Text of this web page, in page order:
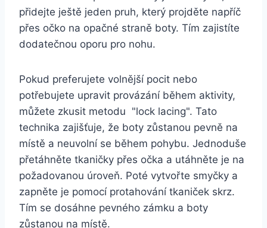
⁤přidejte ještě jeden pruh, který projděte napříč
přes očko na opačné straně boty. Tím zajistíte
dodatečnou oporu pro nohu.
Pokud preferujete volnější pocit nebo
potřebujete upravit provázání během aktivity,
můžete zkusit⁤ metodu ⁣ "lock lacing". Tato
⁣technika‍ zajišťuje, že boty zůstanou ‌pevně na⁣
místě ⁤a neuvolní se během pohybu. Jednoduše
přetáhněte ​tkaničky ‌přes očka a utáhněte​ je na
požadovanou úroveň. Poté vytvořte smyčky a
zapněte je pomocí protahování tkaniček skrz.
Tím ‌se ‍dosáhne ⁢pevného zámku a boty
zůstanou na místě.